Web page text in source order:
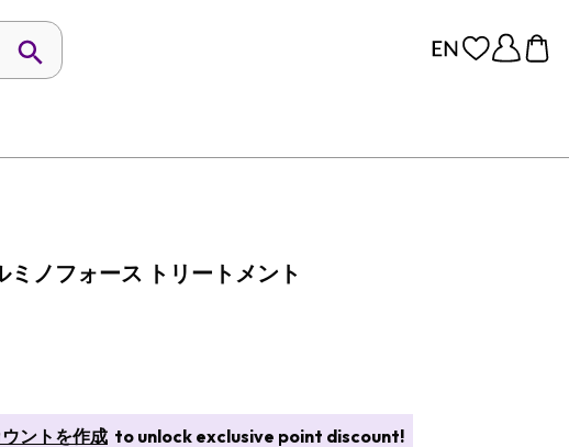
ミノフォース トリートメント
ントを作成 to unlock exclusive point discount!